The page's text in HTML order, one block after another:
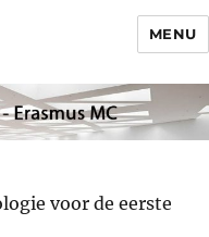
MENU
voor de eerste